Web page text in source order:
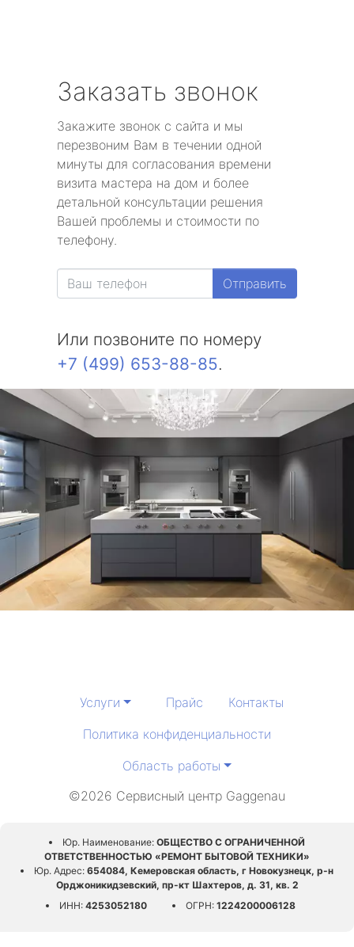
Заказать звонок
Закажите звонок с сайта и мы
перезвоним Вам в течении одной
минуты для согласования времени
визита мастера на дом и более
детальной консультации решения
Вашей проблемы и стоимости по
телефону.
Отправить
Или позвоните по номеру
+7 (499) 653-88-85.
Услуги Прайс
Контакты
Политика конфиденциальности
Область работы
©2026 Сервисный центр Gaggenau
Юр. Наименование: ОБЩЕСТВО С ОГРАНИЧЕННОЙ
ОТВЕТСТВЕННОСТЬЮ «РЕМОНТ БЫТОВОЙ ТЕХНИКИ»
Юр. Адрес: 654084, Кемеровская область, г Новокузнецк, р-н
Орджоникидзевский, пр-кт Шахтеров, д. 31, кв. 2
ИНН: 4253052180 ОГРН: 1224200006128